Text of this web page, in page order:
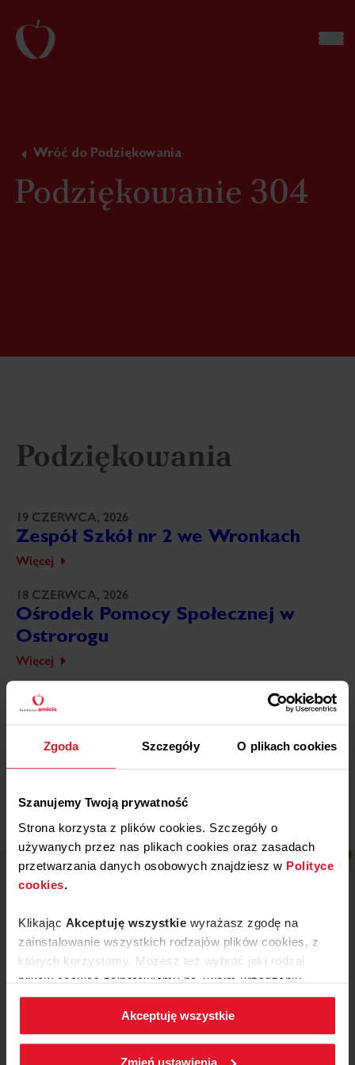
Zgoda Szczegóły O plikach cookies
Szanujemy Twoją prywatność
Strona korzysta z plików cookies. Szczegóły o
używanych przez nas plikach cookies oraz zasadach
przetwarzania danych osobowych znajdziesz w Polityce
cookies.
Klikając Akceptuję wszystkie wyrażasz zgodę na
zainstalowanie wszystkich rodzajów plików cookies, z
których korzystamy. Możesz też wybrać jaki rodzaj
plików cookies zainstalujemy na Twoim urządzeniu,
klikającZmień ustawienia.
W każdej chwili możesz zmienić wybrane przez Ciebie
ustawienia plików cookies wchodząc w zakładkę
Akceptuję wszystkie
Zmień ustawienia
Wróć do Podziękowania
Podziękowanie 304
Podziękowania
19 CZERWCA, 2026
Zespół Szkół nr 2 we Wronkach
Więcej
18 CZERWCA, 2026
Ośrodek Pomocy Społecznej w
Ostrorogu
Więcej
18 CZERWCA, 2026
Wojewódzki Szpital
Specjalistyczny w Legnicy
ul. Mickiewicza 52, 64-510 Wronki